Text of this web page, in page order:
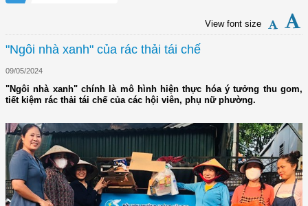
View font size
"Ngôi nhà xanh" của rác thải tái chế
09/05/2024
"Ngôi nhà xanh" chính là mô hình hiện thực hóa ý tưởng thu gom,
tiết kiệm rác thải tái chế của các hội viên, phụ nữ phường.